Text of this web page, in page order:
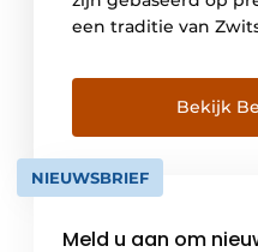
een traditie van
Bekijk
NIEUWSBRIEF
Meld u aan om